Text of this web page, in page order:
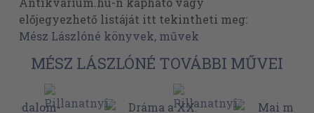
előjegyezhető listáját itt tekintheti meg:
Mész Lászlóné könyvek, művek
MÉSZ LÁSZLÓNÉ TOVÁBBI MŰVEI